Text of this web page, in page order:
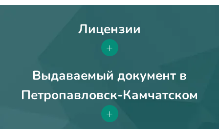
Лицензии
+
Выдаваемый документ в
Петропавловск-Камчатском
+